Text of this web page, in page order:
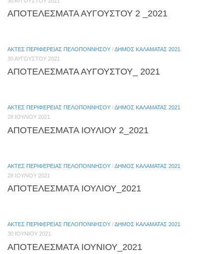
ΑΠΟΤΕΛΕΣΜΑΤΑ ΑΥΓΟΥΣΤΟΥ 2 _2021
ΑΚΤΈΣ ΠΕΡΙΦΈΡΕΙΑΣ ΠΕΛΟΠΟΝΝΉΣΟΥ /ΔΉΜΟΣ ΚΑΛΑΜΆΤΑΣ 2021
30 ΑΥΓΟΎΣΤΟΥ 2021
ΑΠΟΤΕΛΕΣΜΑΤΑ ΑΥΓΟΥΣΤΟΥ_ 2021
ΑΚΤΈΣ ΠΕΡΙΦΈΡΕΙΑΣ ΠΕΛΟΠΟΝΝΉΣΟΥ /ΔΉΜΟΣ ΚΑΛΑΜΆΤΑΣ 2021
28 ΙΟΥΛΊΟΥ 2021
ΑΠΟΤΕΛΕΣΜΑΤΑ ΙΟΥΛΙΟΥ 2_2021
ΑΚΤΈΣ ΠΕΡΙΦΈΡΕΙΑΣ ΠΕΛΟΠΟΝΝΉΣΟΥ /ΔΉΜΟΣ ΚΑΛΑΜΆΤΑΣ 2021
28 ΙΟΥΛΊΟΥ 2021
ΑΠΟΤΕΛΕΣΜΑΤΑ ΙΟΥΛΙΟΥ_2021
ΑΚΤΈΣ ΠΕΡΙΦΈΡΕΙΑΣ ΠΕΛΟΠΟΝΝΉΣΟΥ /ΔΉΜΟΣ ΚΑΛΑΜΆΤΑΣ 2021
30 ΙΟΥΝΊΟΥ 2021
ΑΠΟΤΕΛΕΣΜΑΤΑ ΙΟΥΝΙΟΥ_2021